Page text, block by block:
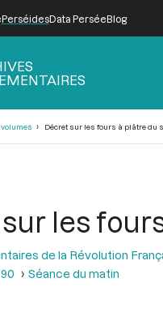
PerséidesData PerséeBlog
volumes Décret sur les fours à plâtre du
les
de la Révolution
Séance du matin